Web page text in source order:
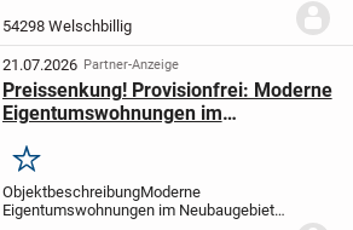
Nachhaltig wohnen und zukunftssicher
investierenIm attraktiven Neubaugebiet
„Auf den Ritten II“...
54298 Welschbillig
21.07.2026 Partner-Anzeige
Preissenkung! Provisionfrei: Moderne
Eigentumswohnungen im
Welschbillig – nachhaltig wohnen,
zukunftssicher invest
Merken
ObjektbeschreibungModerne
Eigentumswohnungen im Neubaugebiet